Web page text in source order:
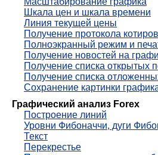
Шкала цен и шкала времени
Линия текущей цены
Получение протокола
Полноэкранный режим и
Получение новостей на
Получение списка открытых
Получение списка
Сохранение картинки
Графический анализ Forex
Построение линий
Уровни Фибоначчи, дуги
Текст
Перекрестье